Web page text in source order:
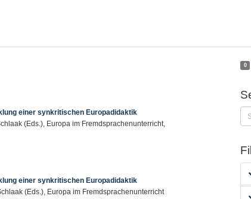
einer synkritischen Europadidaktik
(Eds.), Europa im Fremdsprachenunterricht,
einer synkritischen Europadidaktik
(Eds.), Europa im Fremdsprachenunterricht
0